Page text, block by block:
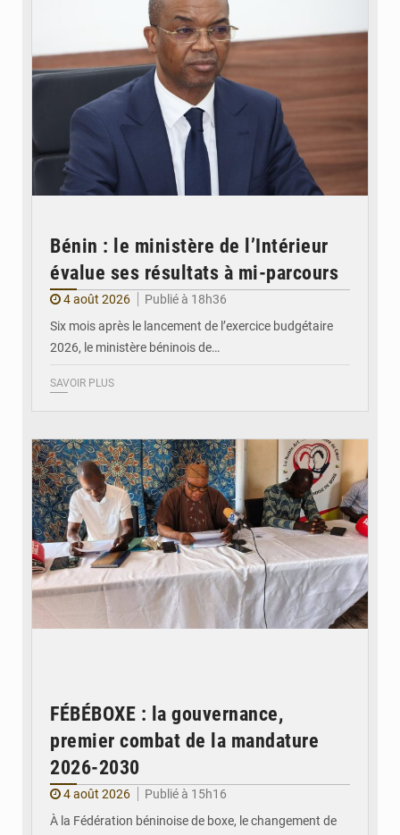
Bénin : le ministère de l’Intérieur
évalue ses résultats à mi-parcours
4 août 2026
Publié à 18h36
Six mois après le lancement de l’exercice budgétaire
2026, le ministère béninois de…
SAVOIR PLUS
FÉBÉBOXE : la gouvernance,
premier combat de la mandature
2026-2030
4 août 2026
Publié à 15h16
À la Fédération béninoise de boxe, le changement de